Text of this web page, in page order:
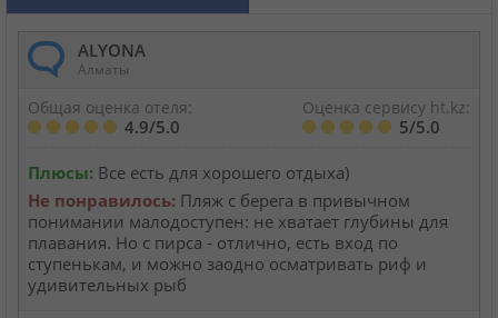
Для бизнеса
Контакты
Валюта: KZT USD EUR
ALYONA
Алматы
Общая оценка отеля:
4.9/5.0
Оценка сервису ht.kz:
5/5.0
Плюсы: Все есть для хорошего отдыха)
Не понравилось: Пляж с берега в привычном
понимании малодоступен: не хватает глубины для
плавания. Но с пирса - отлично, есть вход по
ступенькам, и можно заодно осматривать риф и
удивительных рыб